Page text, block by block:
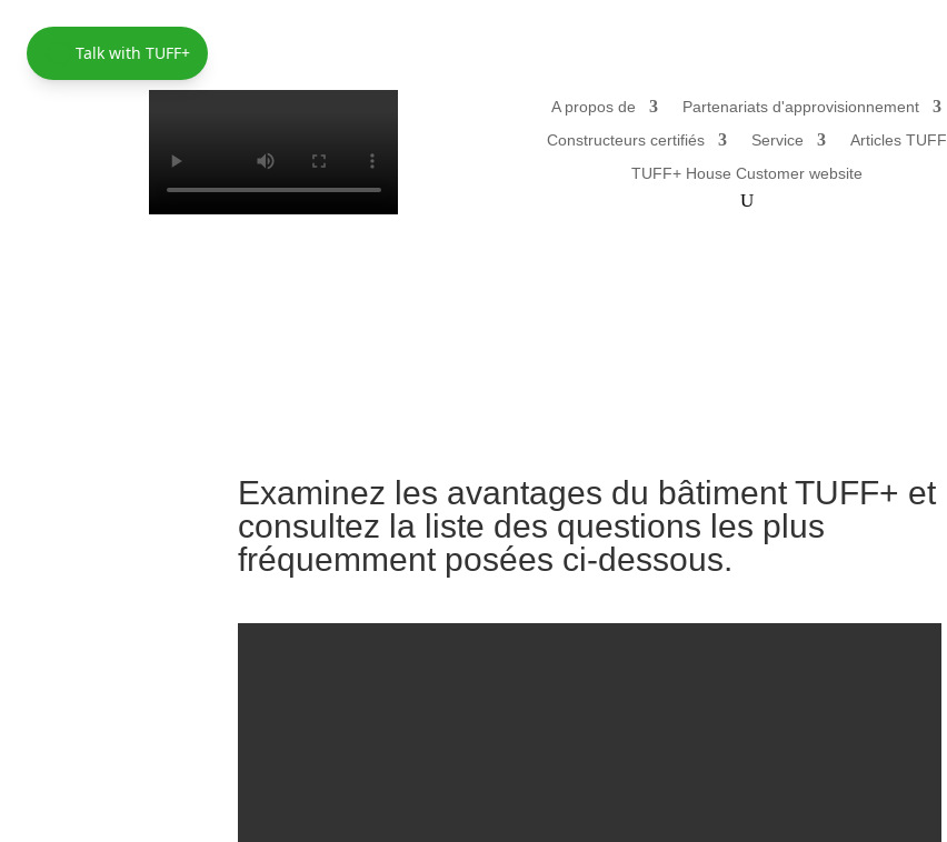
A propos de
Partenariats d'approvisionnement
Constructeurs certifiés
Service
Articles TUFF
TUFF+ House Customer website
Talk with TUFF+
Examinez les avantages du bâtiment TUFF+ et
consultez la liste des questions les plus
fréquemment posées ci-dessous.